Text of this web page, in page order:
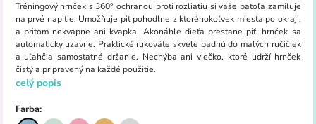
Tréningový hrnček s 360° ochranou proti rozliatiu si vaše batoľa zamiluje
na prvé napitie. Umožňuje piť pohodlne z ktoréhokoľvek miesta po okraji,
a pritom nekvapne ani kvapka. Akonáhle dieťa prestane piť, hrnček sa
automaticky uzavrie. Praktické rukoväte skvele padnú do malých ručičiek
a uľahčia samostatné držanie. Nechýba ani viečko, ktoré udrží hrnček
čistý a pripravený na každé použitie.
celý popis
Farba: